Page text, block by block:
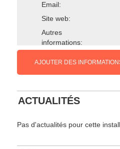
Email:
Site web:
Autres
informations:
AJOUTER DES
ACTUALITÉS
Pas d'actualités pour cette